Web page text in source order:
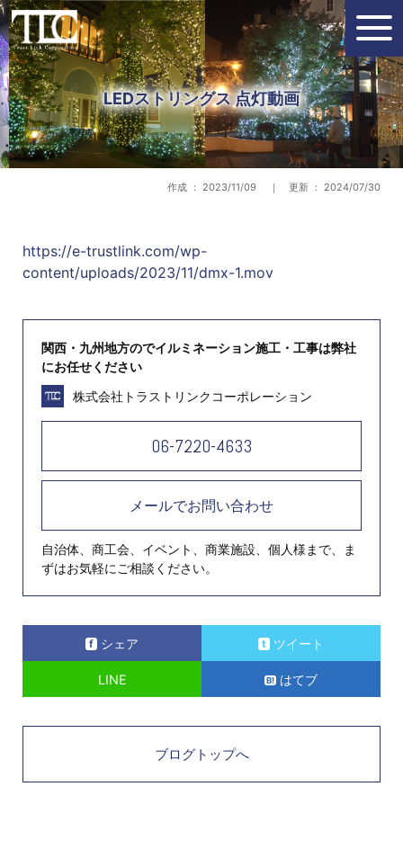
LEDストリングス 点灯動画
作成 ： 2023/11/09 ｜ 更新 ： 2024/07/30
https://e-trustlink.com/wp-
content/uploads/2023/11/dmx-1.mov
関西・九州地方のでイルミネーション施工・工事は弊社
にお任せください
株式会社トラストリンクコーポレーション
06-7220-4633
メールでお問い合わせ
自治体、商工会、イベント、商業施設、個人様まで、ま
ずはお気軽にご相談ください。
シェア ツイート
LINE はてブ
ブログトップへ